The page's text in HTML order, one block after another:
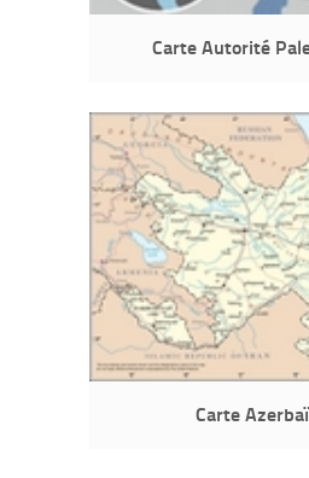
Carte Autorité
Carte